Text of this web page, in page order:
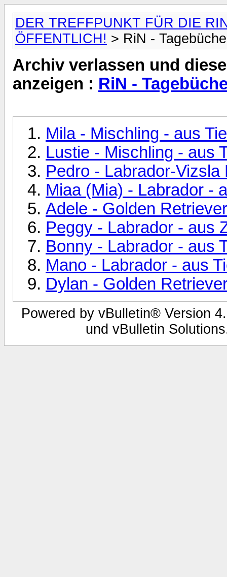
DER TREFFPUNKT FÜR DIE
ÖFFENTLICH! > RiN -
Archiv verlassen und
anzeigen : RiN -
Mila - Mischling - aus
Lustie - Mischling - aus
Pedro - Labrador-
Miaa (Mia) - Labrador -
Adele - Golden
Peggy - Labrador - aus
Bonny - Labrador - aus
Mano - Labrador - aus
Dylan - Golden
Powered by vBulletin® Version
und vBulletin